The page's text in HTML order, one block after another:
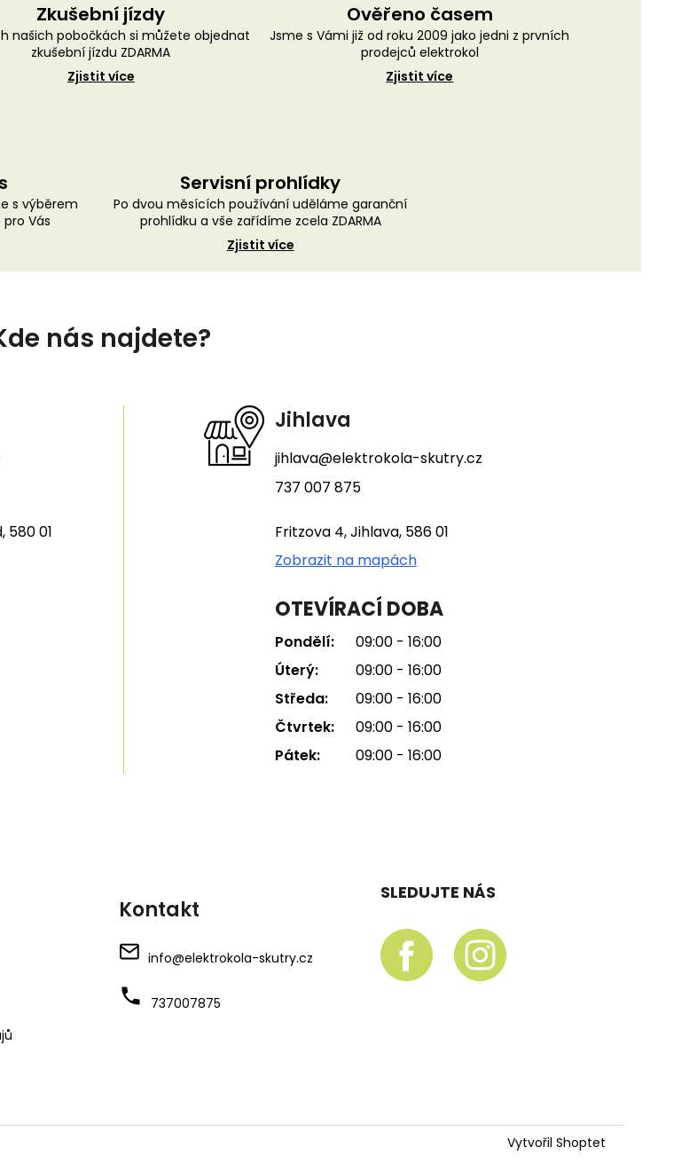
Zkušební jízdy
našich pobočkách si můžete objednat
zkušební jízdu ZDARMA
Zjistit více
Ověřeno časem
Jsme s Vámi již od roku 2009 jako jedni z prvních
prodejců elektrokol
Zjistit více
s výběrem
Vás
Servisní prohlídky
Po dvou měsících používání uděláme garanční
prohlídku a vše zařídíme zcela ZDARMA
Zjistit více
nás najdete?
580 01
Jihlava
jihlava@elektrokola-skutry.cz
737 007 875
Fritzova 4, Jihlava, 586 01
Zobrazit na mapách
OTEVÍRACÍ DOBA
Pondělí:
09:00 - 16:00
Úterý:
09:00 - 16:00
Středa:
09:00 - 16:00
Čtvrtek:
09:00 - 16:00
Pátek:
09:00 - 16:00
Kontakt
info@elektrokola-skutry.cz
737007875
SLEDUJTE NÁS
Vytvořil Shoptet